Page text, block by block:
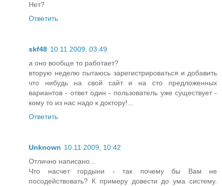
Нет?
Ответить
skf48 10.11.2009, 03:49
а оно вообще то работает?
вторую неделю пытаюсь зарегистрироваться и добавить
что нибудь на свой сайт и на сто предложенных
вариантов - ответ один - пользователь уже существует -
кому то из нас надо к доктору!...
Ответить
Unknown 10.11.2009, 10:42
Отлично написано...
Что насчет гордыни - так почему бы Вам не
посодействовать? К примеру довести до ума систему.